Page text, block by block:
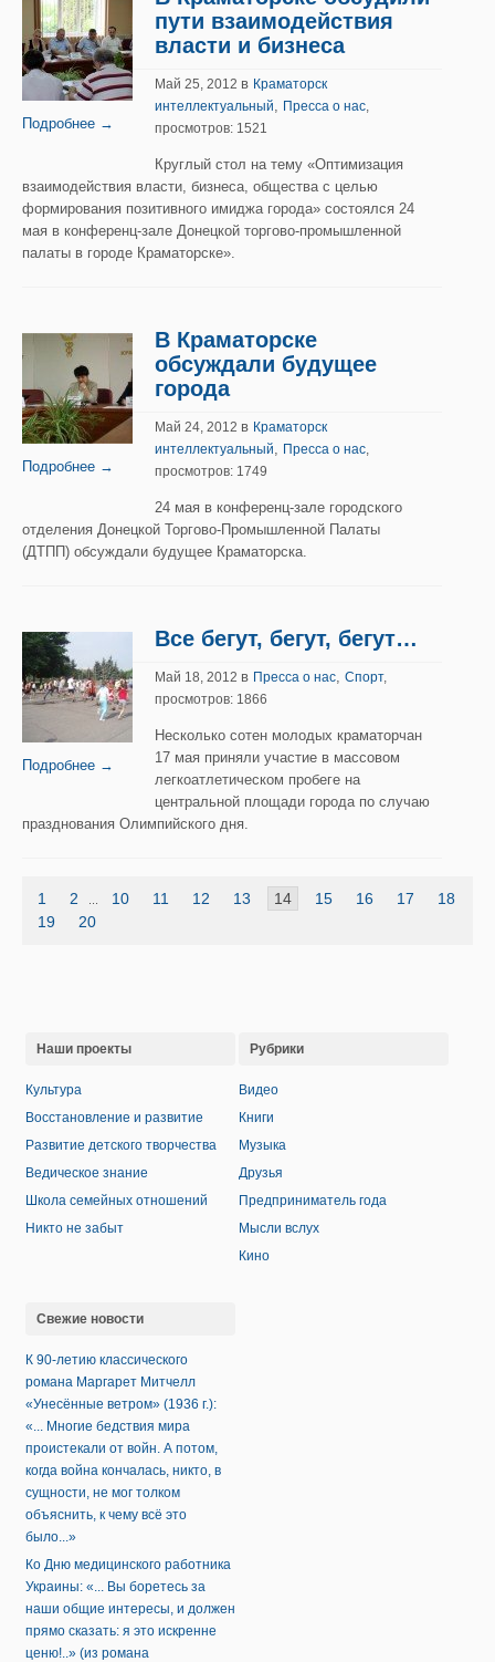
Подробнее →
пути взаимодействия
власти и бизнеса
Май 25, 2012 в Краматорск
интеллектуальный, Пресса о нас,
просмотров: 1521
Круглый стол на тему «Оптимизация
взаимодействия власти, бизнеса, общества с целью
формирования позитивного имиджа города» состоялся 24
мая в конференц-зале Донецкой торгово-промышленной
палаты в городе Краматорске».
Подробнее →
В Краматорске
обсуждали будущее
города
Май 24, 2012 в Краматорск
интеллектуальный, Пресса о нас,
просмотров: 1749
24 мая в конференц-зале городского
отделения Донецкой Торгово-Промышленной Палаты
(ДТПП) обсуждали будущее Краматорска.
Подробнее →
Все бегут, бегут, бегут…
Май 18, 2012 в Пресса о нас, Спорт,
просмотров: 1866
Несколько сотен молодых краматорчан
17 мая приняли участие в массовом
легкоатлетическом пробеге на
центральной площади города по случаю
празднования Олимпийского дня.
1 2 10 11 12 13 14 15 16 17
18
19
20
Наши проекты
Культура
Восстановление и развитие
Развитие детского творчества
Ведическое знание
Школа семейных отношений
Никто не забыт
Рубрики
Видео
Книги
Музыка
Друзья
Предприниматель года
Мысли вслух
Кино
Свежие новости
К 90-летию классического
романа Маргарет Митчелл
«Унесённые ветром» (1936 г.):
«... Многие бедствия мира
проистекали от войн. А потом,
когда война кончалась, никто, в
сущности, не мог толком
объяснить, к чему всё это
было...»
Ко Дню медицинского работника
Украины: «... Вы боретесь за
наши общие интересы, и должен
прямо сказать: я это искренне
ценю!..» (из романа